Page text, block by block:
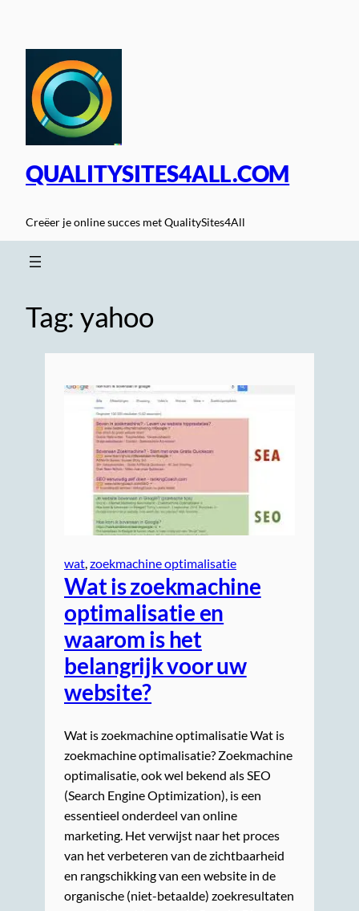
inhoud
QUALITYSITES4ALL.COM
Creëer je online succes met QualitySites4All
Tag: yahoo
wat, zoekmachine optimalisatie
Wat is zoekmachine
optimalisatie en
waarom is het
belangrijk voor uw
website?
Wat is zoekmachine optimalisatie Wat is
zoekmachine optimalisatie? Zoekmachine
optimalisatie, ook wel bekend als SEO
(Search Engine Optimization), is een
essentieel onderdeel van online
marketing. Het verwijst naar het proces
van het verbeteren van de zichtbaarheid
en rangschikking van een website in de
organische (niet-betaalde) zoekresultaten